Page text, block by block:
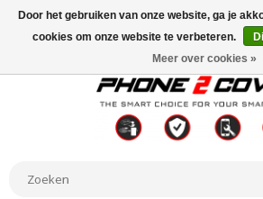
Door het gebruiken van onze website, ga je
cookies om onze website te verbeteren.
Meer over cookies »